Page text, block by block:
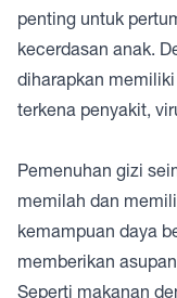
penting untuk
kecerdasan anak.
diharapkan
terkena penyakit,
Pemenuhan gizi
memilah dan
kemampuan daya
memberikan
Seperti makanan